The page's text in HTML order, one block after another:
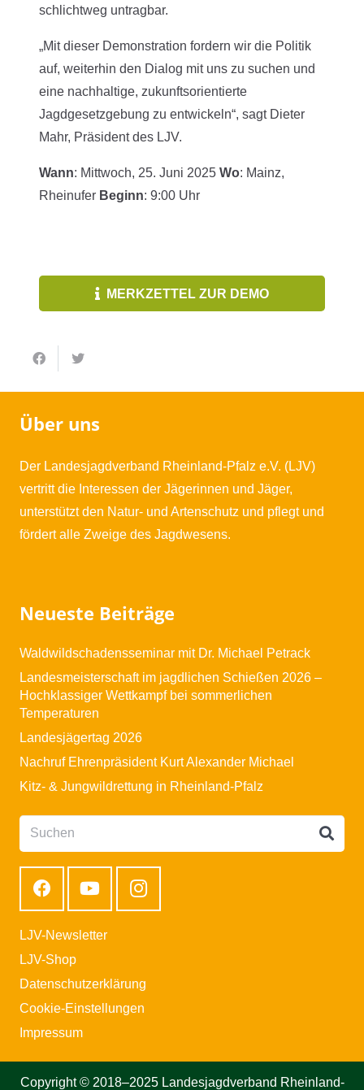
schlichtweg untragbar.
„Mit dieser Demonstration fordern wir die Politik
auf, weiterhin den Dialog mit uns zu suchen und
eine nachhaltige, zukunftsorientierte
Jagdgesetzgebung zu entwickeln“, sagt Dieter
Mahr, Präsident des LJV.
Wann: Mittwoch, 25. Juni 2025 Wo: Mainz,
Rheinufer Beginn: 9:00 Uhr
MERKZETTEL ZUR DEMO
Über uns
Der Landesjagdverband Rheinland-Pfalz e.V. (LJV)
vertritt die Interessen der Jägerinnen und Jäger,
unterstützt den Natur- und Artenschutz und pflegt und
fördert alle Zweige des Jagdwesens.
Neueste Beiträge
Waldwildschadensseminar mit Dr. Michael Petrack
Landesmeisterschaft im jagdlichen Schießen 2026 –
Hochklassiger Wettkampf bei sommerlichen
Temperaturen
Landesjägertag 2026
Nachruf Ehrenpräsident Kurt Alexander Michael
Kitz- & Jungwildrettung in Rheinland-Pfalz
LJV-Newsletter
LJV-Shop
Datenschutzerklärung
Cookie-Einstellungen
Impressum
Copyright © 2018–2025 Landesjagdverband Rheinland-